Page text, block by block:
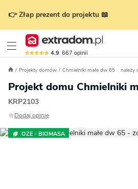
👉 Złap prezent do projektu 📖
4.9 667 opinii
Projekty domów Chmielniki małe dw 65 należy
Projekt domu Chmielniki
KRP2103
Dodaj opinię
OZE - BIOMASA